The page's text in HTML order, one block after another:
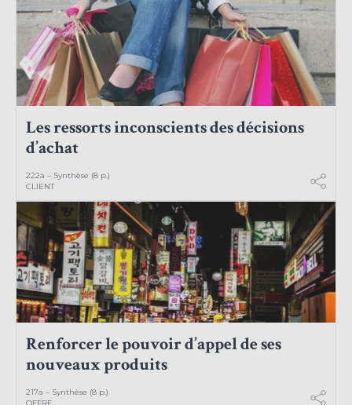
Les ressorts inconscients des décisions
d’achat
222a – Synthèse (8 p.)
CLIENT
Renforcer le pouvoir d’appel de ses
nouveaux produits
217a – Synthèse (8 p.)